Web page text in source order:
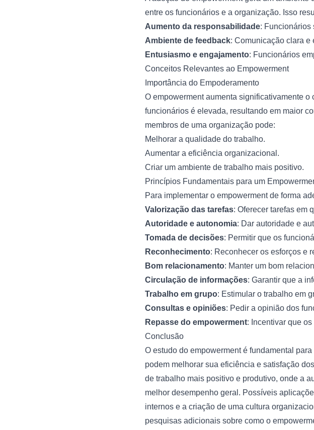
entre os funcionários e a organização. Isso
Aumento da responsabilidade: Funcionários
Ambiente de feedback: Comunicação clara e
Entusiasmo e engajamento: Funcionários
Conceitos Relevantes ao Empowerment
Importância do Empoderamento
O empowerment aumenta significativamente
funcionários é elevada, resultando em maior
membros de uma organização pode:
Melhorar a qualidade do trabalho.
Aumentar a eficiência organizacional.
Criar um ambiente de trabalho mais positivo.
Princípios Fundamentais para um
Para implementar o empowerment de forma
Valorização das tarefas: Oferecer tarefas em
Autoridade e autonomia: Dar autoridade e
Tomada de decisões: Permitir que os
Reconhecimento: Reconhecer os esforços e
Bom relacionamento: Manter um bom
Circulação de informações: Garantir que a
Trabalho em grupo: Estimular o trabalho em
Consultas e opiniões: Pedir a opinião dos
Repasse do empowerment: Incentivar que
Conclusão
O estudo do empowerment é fundamental
podem melhorar sua eficiência e satisfação
de trabalho mais positivo e produtivo, onde a
melhor desempenho geral. Possíveis
internos e a criação de uma cultura
pesquisas adicionais sobre como o